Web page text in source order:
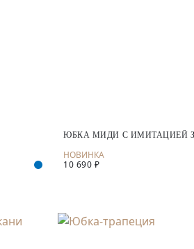
ЮБКА МИДИ С ИМИТАЦИЕЙ
10 690 ₽